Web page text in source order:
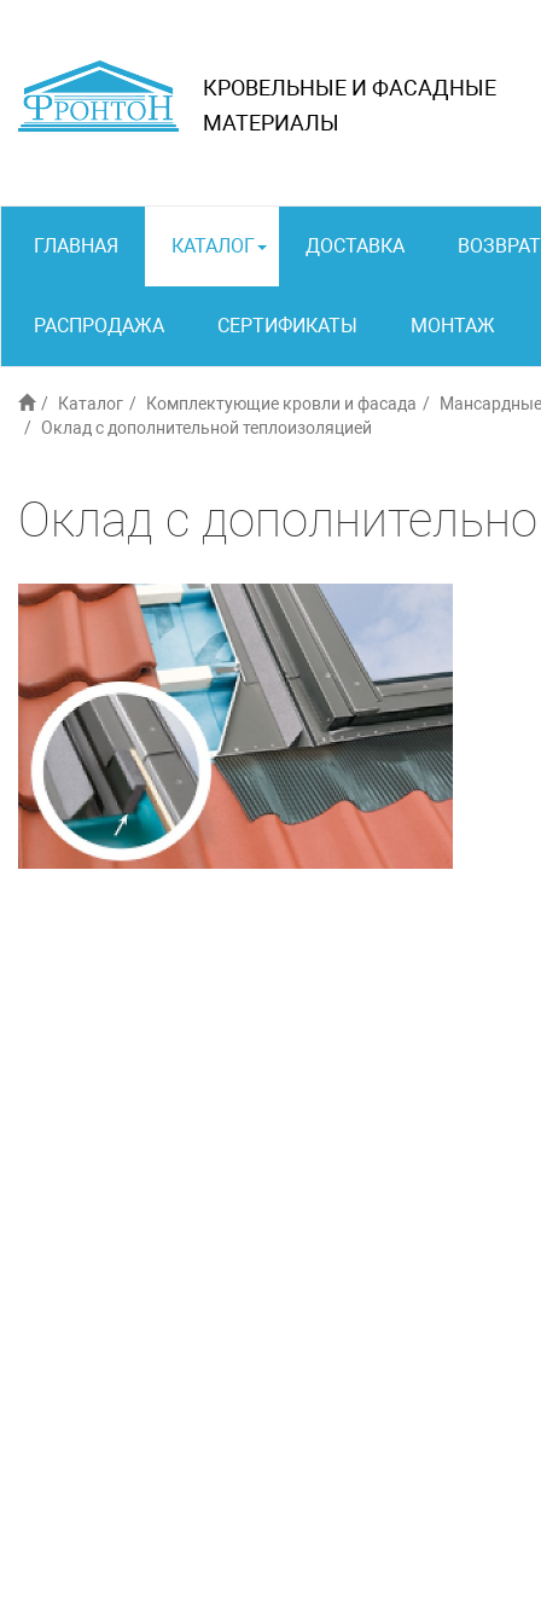
КРОВЕЛЬНЫЕ И ФАСАДНЫЕ
МАТЕРИАЛЫ
ГЛАВНАЯ КАТАЛОГ ДОСТАВКА ВОЗВРАТ
РАСПРОДАЖА СЕРТИФИКАТЫ МОНТАЖ
Каталог Комплектующие кровли и фасада
Оклад с дополнительной теплоизоляцией
Оклад с